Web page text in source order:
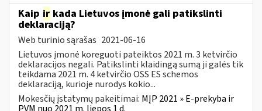
Kaip ir kada Lietuvos įmonė gali patikslinti
deklaraciją?
Web turinio sąrašas 2021-06-16
Lietuvos įmonė koreguoti pateiktos 2021 m. 3 ketvirčio
deklaracijos negali. Patikslinti klaidingą sumą ji galės tik
teikdama 2021 m. 4 ketvirčio OSS ES schemos
deklaraciją, kurioje nurodys kokio...
Mokesčių įstatymų pakeitimai: MĮP 2021 » E-prekyba ir
PVM nuo 2021 m. liepos 1 d.